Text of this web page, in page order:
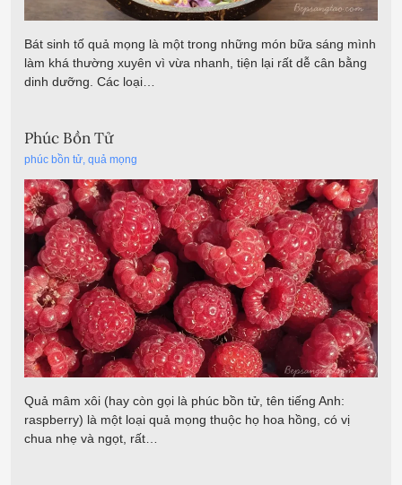
Bát sinh tố quả mọng là một trong những món bữa sáng mình
làm khá thường xuyên vì vừa nhanh, tiện lại rất dễ cân bằng
dinh dưỡng. Các loại…
Phúc Bồn Tử
phúc bồn tử quả mọng
Quả mâm xôi (hay còn gọi là phúc bồn tử, tên tiếng Anh:
raspberry) là một loại quả mọng thuộc họ hoa hồng, có vị
chua nhẹ và ngọt, rất…